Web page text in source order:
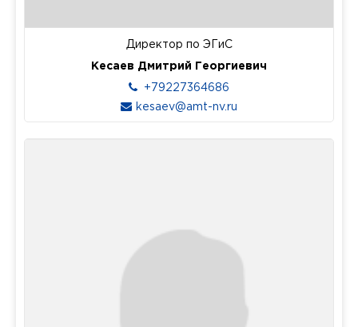
Директор по ЭГиС
Кесаев Дмитрий Георгиевич
+79227364686
kesaev@amt-nv.ru